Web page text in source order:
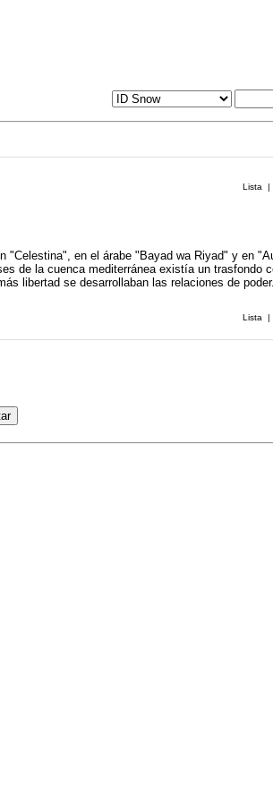
Lista |
"Celestina", en el árabe "Bayad wa Riyad" y en
de la cuenca mediterránea existía un trasfondo
libertad se desarrollaban las relaciones de poder.
Lista |